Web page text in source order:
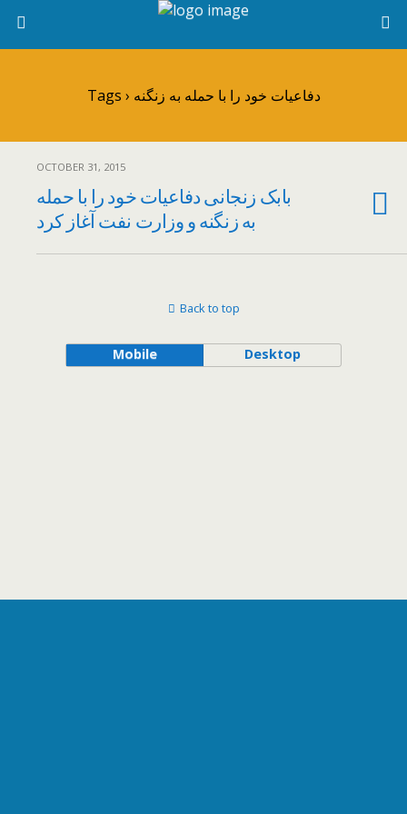
Tags › دفاعیات خود را با حمله به زنگنه
OCTOBER 31, 2015
بابک زنجانی دفاعیات خود را با حمله
به زنگنه و وزارت نفت آغاز کرد
Back to top
Mobile Desktop